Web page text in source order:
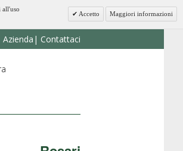
all'uso
Accetto Maggiori informazioni
Azienda Contattaci